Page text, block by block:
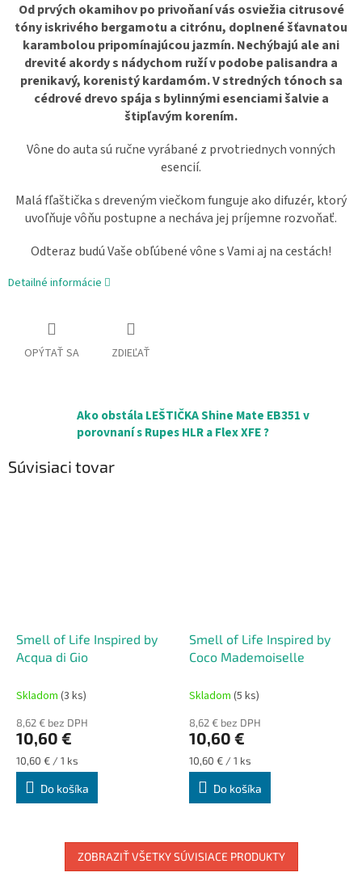
Od prvých okamihov po privoňaní vás osviežia citrusové
tóny iskrivého bergamotu a citrónu, doplnené šťavnatou
karambolou pripomínajúcou jazmín. Nechýbajú ale ani
drevité akordy s nádychom ruží v podobe palisandra a
prenikavý, korenistý kardamóm. V stredných tónoch sa
cédrové drevo spája s bylinnými esenciami šalvie a
štipľavým korením.
Vône do auta sú ručne vyrábané z prvotriednych vonných
esencií.
Malá fľaštička s dreveným viečkom funguje ako difuzér, ktorý
uvoľňuje vôňu postupne a necháva jej príjemne rozvoňať.
Odteraz budú Vaše obľúbené vône s Vami aj na cestách!
Detailné informácie
OPÝTAŤ SA ZDIEĽAŤ
Ako obstála LEŠTIČKA Shine Mate EB351 v
porovnaní s Rupes HLR a Flex XFE ?
Súvisiaci tovar
Smell of Life Inspired by
Acqua di Gio
Skladom (3 ks)
8,62 € bez DPH
10,60 €
Jednotková
cena:
10,60 € / 1 ks
Do košíka
Smell of Life Inspired by
Coco Mademoiselle
Skladom (5 ks)
8,62 € bez DPH
10,60 €
Jednotková
cena:
10,60 € / 1 ks
Do košíka
ZOBRAZIŤ VŠETKY SÚVISIACE PRODUKTY